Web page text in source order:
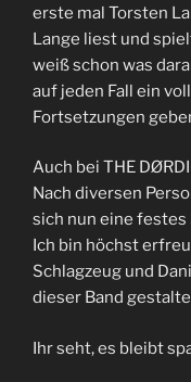
erste mal Torsten
Lange liest und
weiß schon was
auf jeden Fall ein
Fortsetzungen
Auch bei THE
Nach diversen
sich nun eine
Ich bin höchst
Schlagzeug und
dieser Band
Ihr seht, es bleibt